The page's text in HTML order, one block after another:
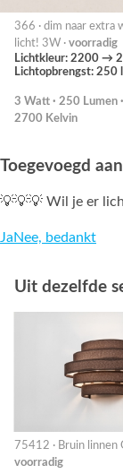
366 · dim naar extra
licht! 3W · voorradig
Lichtkleur: 2200 →
Lichtopbrengst: 250
3 Watt · 250 Lumen
2700 Kelvin
Toegevoegd
💡💡💡 Wil je er
JaNee, bedankt
Uit dezelfde
75412 · Bruin linnen
voorradig